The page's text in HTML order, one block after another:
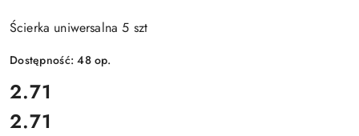
Ścierka uniwersalna 5 szt
Dostępność:48op.
cena:
2.71
Cena:
2.71